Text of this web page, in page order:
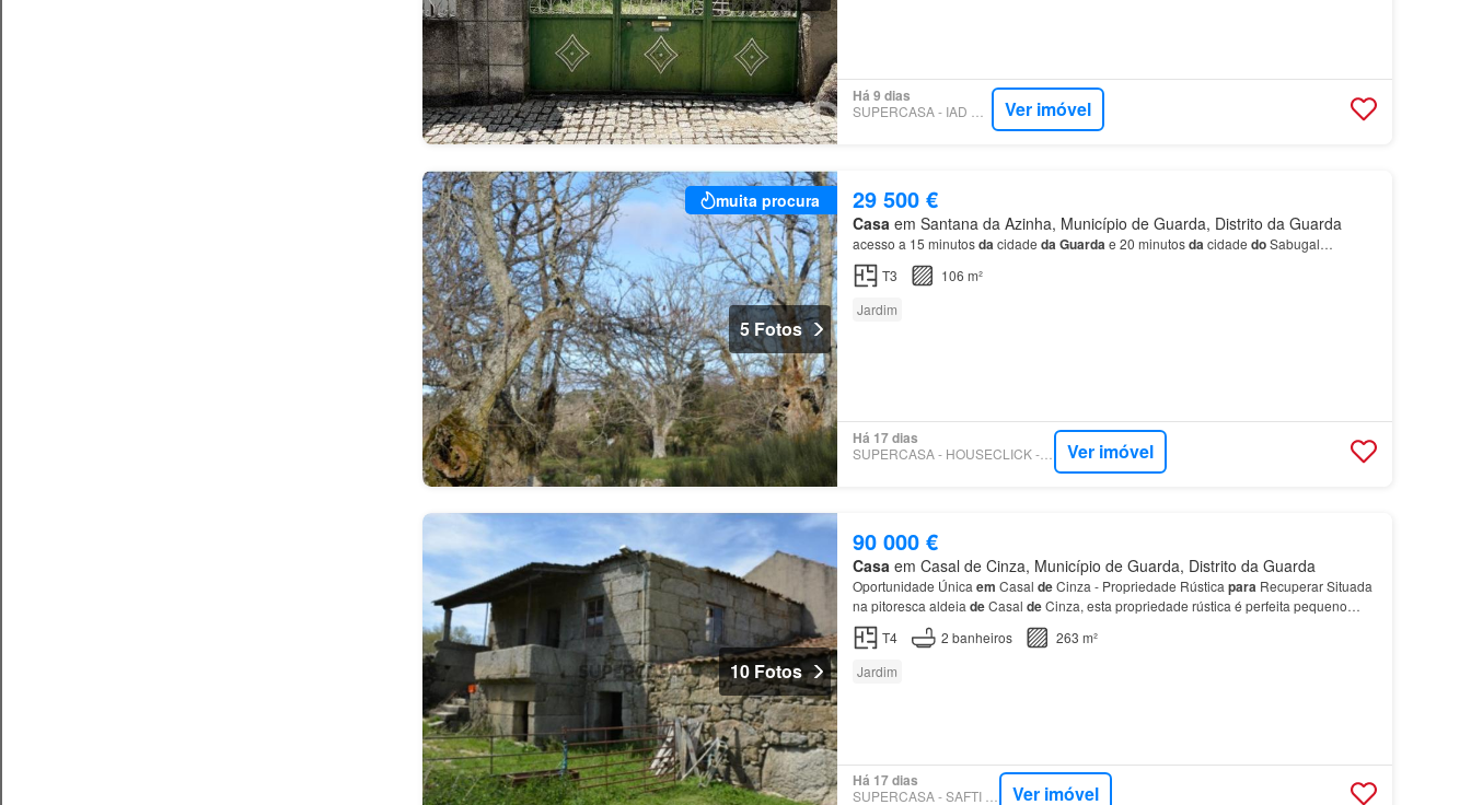
Há 9 dias
Ver imóvel
muita procura
5 Fotos
29 500 €
Casaem Santana da Azinha, Município de Guarda, Distrito da Guarda
acesso a 15 minutosdacidade daGuardae 20 minutosdacidade doSabugal…
T3
106 m²
Jardim
Há 17 dias
SUPERCASA - HOUSECLICK - MEDIAÇÃO IMOBILIÁRIA Ver imóvel
10 Fotos
90 000 €
Casaem Casal de Cinza, Município de Guarda, Distrito da Guarda
Oportunidade Únicaem Casal deCinza - Propriedade RústicaparaRecuperar Situada
na pitoresca aldeiadeCasal deCinza, esta propriedade rústica é perfeita pequeno
projeto
turismo rural.…
T4 2 banheiros
263 m²
Jardim
Há 17 dias
Ver imóvel